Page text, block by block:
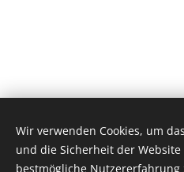
Wir verwenden Cookies, um
und die Sicherheit der
bestmögliche Nutzererfahrung